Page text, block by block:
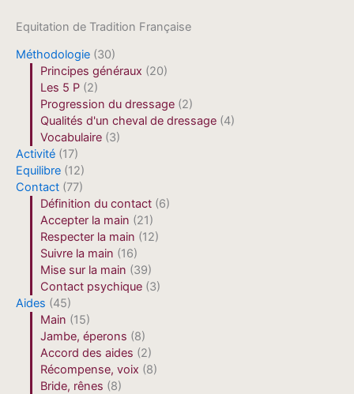
Equitation de Tradition Française
Méthodologie (30)
Principes généraux (20)
Les 5 P (2)
Progression du dressage (2)
Qualités d'un cheval de dressage (4)
Vocabulaire (3)
Activité (17)
Equilibre (12)
Contact (77)
Définition du contact (6)
Accepter la main (21)
Respecter la main (12)
Suivre la main (16)
Mise sur la main (39)
Contact psychique (3)
Aides (45)
Main (15)
Jambe, éperons (8)
Accord des aides (2)
Récompense, voix (8)
Bride, rênes (8)